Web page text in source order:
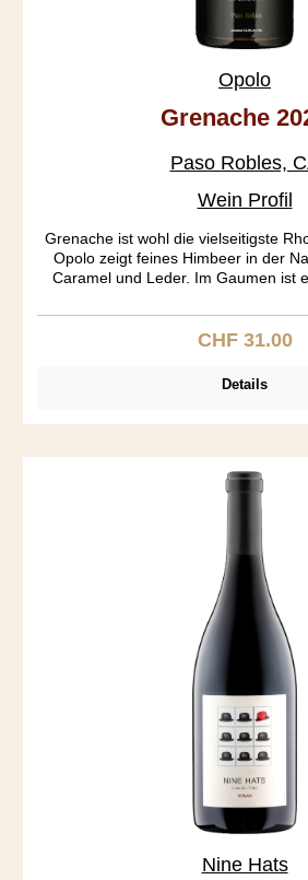
Opolo
Grenache
Paso Robles,
Wein Profil
Grenache ist wohl die vielseitigste
Opolo zeigt feines Himbeer in der
Caramel und Leder. Im Gaumen ist
Schuss Pfiffigkeit.
Regulärer Preis:
CHF 31.00
Details
Nine Hats